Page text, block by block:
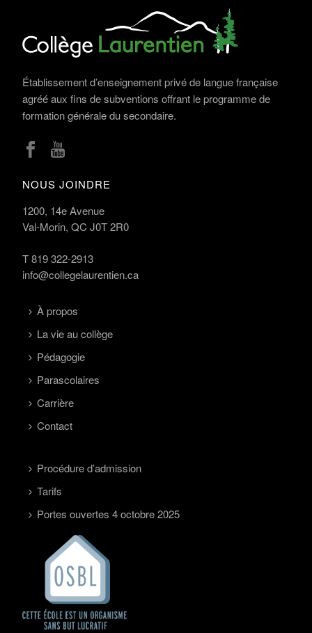
Établissement d’enseignement privé de langue française
agréé aux fins de subventions offrant le programme de
formation générale du secondaire.
NOUS JOINDRE
1200, 14e Avenue
Val-Morin, QC J0T 2R0
T819 322-2913
info@collegelaurentien.ca
À propos
La vie au collège
Pédagogie
Parascolaires
Carrière
Contact
Procédure d’admission
Tarifs
Portes ouvertes 4 octobre 2025